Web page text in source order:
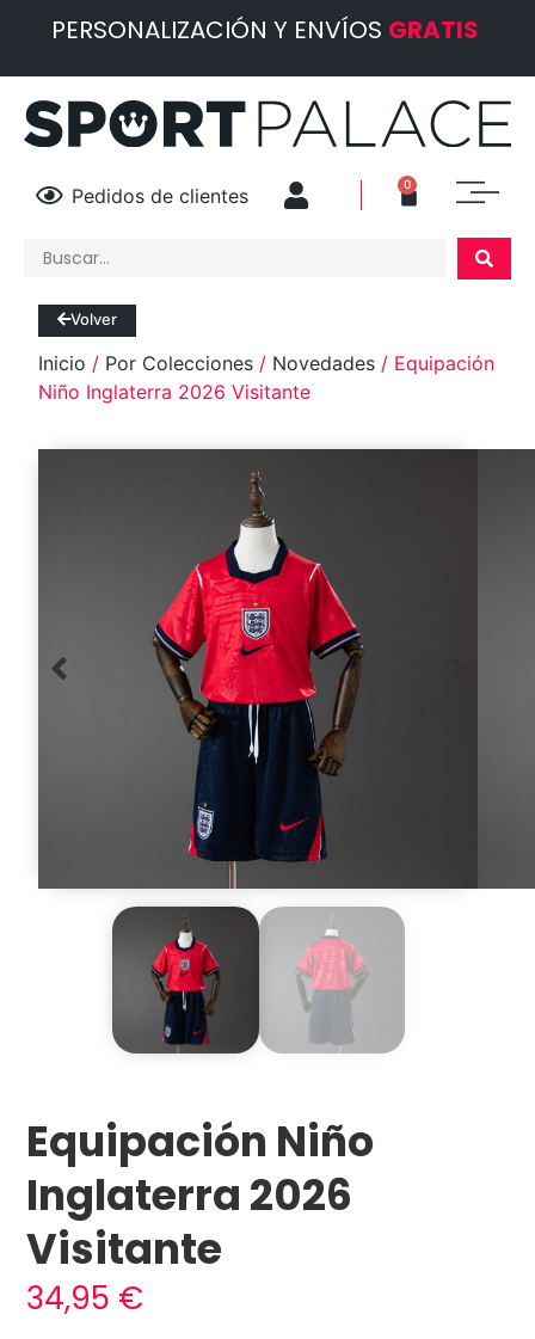
PERSONALIZACIÓN Y ENVÍOS GRATIS
Pedidos de clientes 0
Equipación Niño
Inglaterra 2026
Visitante
34,95 €
Volver
Inicio / Por Colecciones / Novedades / Equipación
Niño Inglaterra 2026 Visitante